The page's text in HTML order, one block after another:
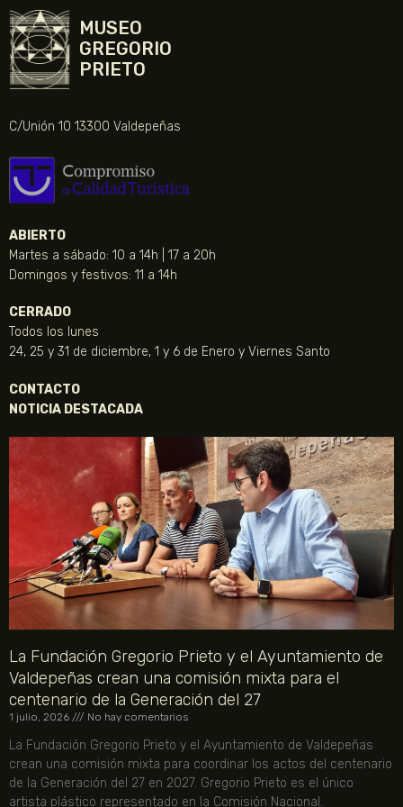
MUSEO
GREGORIO
PRIETO
C/Unión 10 13300 Valdepeñas
ABIERTO
Martes a sábado: 10 a 14h | 17 a 20h
Domingos y festivos: 11 a 14h
CERRADO
Todos los lunes
24, 25 y 31 de diciembre, 1 y 6 de Enero y Viernes Santo
CONTACTO
NOTICIA DESTACADA
La Fundación Gregorio Prieto y el Ayuntamiento de
Valdepeñas crean una comisión mixta para el
centenario de la Generación del 27
1 julio, 2026 No hay comentarios
La Fundación Gregorio Prieto y el Ayuntamiento de Valdepeñas
crean una comisión mixta para coordinar los actos del centenario
de la Generación del 27 en 2027. Gregorio Prieto es el único
artista plástico representado en la Comisión Nacional.